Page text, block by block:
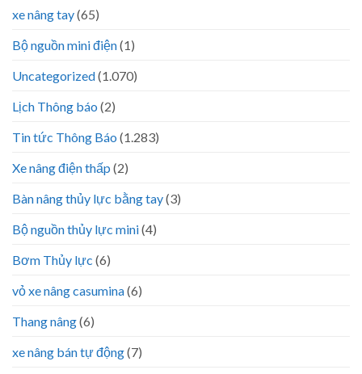
xe nâng tay(65)
Bộ nguồn mini điện(1)
Uncategorized(1.070)
Lịch Thông báo (2)
Tin tức Thông Báo (1.283)
Xe nâng điện thấp (2)
Bàn nâng thủy lực bằng tay(3)
Bộ nguồn thủy lực mini(4)
Bơm Thủy lực (6)
vỏ xe nâng casumina(6)
Thang nâng(6)
xe nâng bán tự động(7)